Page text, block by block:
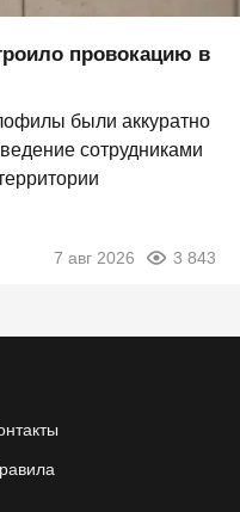
провокацию в
были аккуратно
сотрудниками
7 авг 2026 3 843